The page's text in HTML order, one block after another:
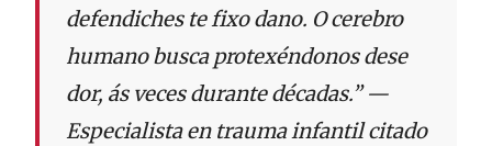
defendiches te fixo dano. O cerebro
humano busca protexéndonos dese
dor, ás veces durante décadas.” —
Especialista en trauma infantil citado